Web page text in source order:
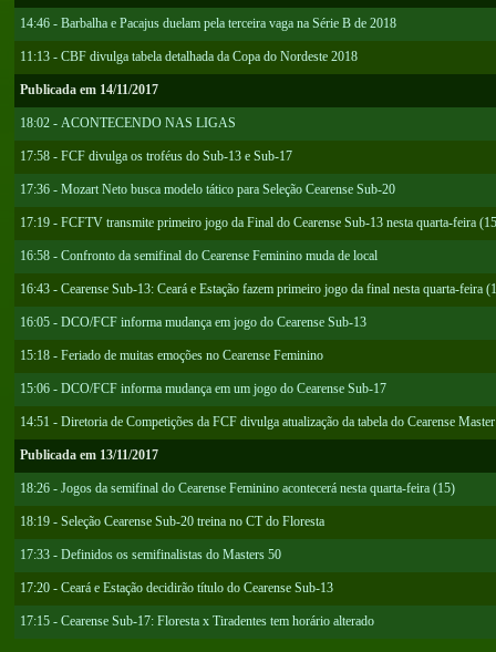
14:46 - Barbalha e Pacajus duelam pela terceira vaga na Série B de 2018
11:13 - CBF divulga tabela detalhada da Copa do Nordeste 2018
Publicada em 14/11/2017
18:02 - ACONTECENDO NAS LIGAS
17:58 - FCF divulga os troféus do Sub-13 e Sub-17
17:36 - Mozart Neto busca modelo tático para Seleção Cearense Sub-20
17:19 - FCFTV transmite primeiro jogo da Final do Cearense Sub-13 nesta quarta-feira
16:58 - Confronto da semifinal do Cearense Feminino muda de local
16:43 - Cearense Sub-13: Ceará e Estação fazem primeiro jogo da final nesta quarta-feira
16:05 - DCO/FCF informa mudança em jogo do Cearense Sub-13
15:18 - Feriado de muitas emoções no Cearense Feminino
15:06 - DCO/FCF informa mudança em um jogo do Cearense Sub-17
14:51 - Diretoria de Competições da FCF divulga atualização da tabela do Cearense Master
Publicada em 13/11/2017
18:26 - Jogos da semifinal do Cearense Feminino acontecerá nesta quarta-feira (15)
18:19 - Seleção Cearense Sub-20 treina no CT do Floresta
17:33 - Definidos os semifinalistas do Masters 50
17:20 - Ceará e Estação decidirão título do Cearense Sub-13
17:15 - Cearense Sub-17: Floresta x Tiradentes tem horário alterado